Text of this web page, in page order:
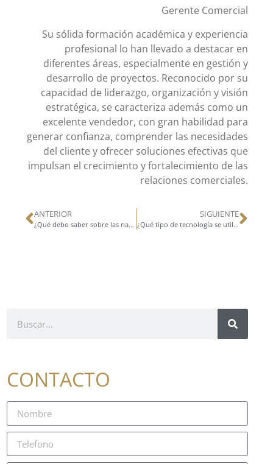
Gerente Comercial
Su sólida formación académica y experiencia
profesional lo han llevado a destacar en
diferentes áreas, especialmente en gestión y
desarrollo de proyectos. Reconocido por su
capacidad de liderazgo, organización y visión
estratégica, se caracteriza además como un
excelente vendedor, con gran habilidad para
generar confianza, comprender las necesidades
del cliente y ofrecer soluciones efectivas que
impulsan el crecimiento y fortalecimiento de las
relaciones comerciales.
ANTERIOR
¿Qué debo saber sobre las naves industriales?
SIGUIENTE
¿Qué tipo de tecnología se utiliza en las bodegas modernas?
CONTACTO